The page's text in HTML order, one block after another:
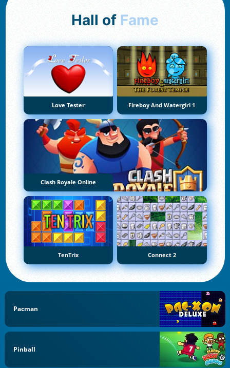
Hall of Fame
Love Tester Fireboy And Watergirl 1
Clash Royale Online
TenTrix Connect 2
Pacman
Pinball